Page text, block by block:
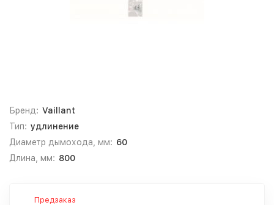
Бренд: Vaillant
Тип: удлинение
Диаметр дымохода, мм: 60
Длина, мм: 800
Предзаказ